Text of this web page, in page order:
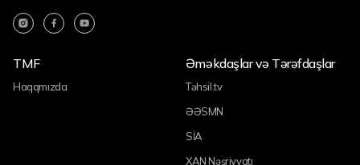
TMF
Haqqmızda
Əməkdaşlar və Tərəfdaşlar
Təhsil.tv
ƏƏSMN
SİA
XAN Nəşriyyatı